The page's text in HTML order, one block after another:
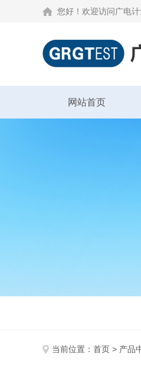
您好！欢迎访问广电
网站首页
当前位置： 首页 > 产品